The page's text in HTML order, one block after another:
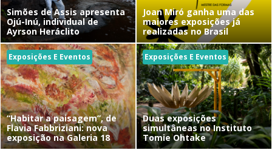
Simões de Assis apresenta
Ojú-Inú, individual de
Ayrson Heráclito
Joan Miró ganha uma das
maiores exposições já
realizadas no Brasil
Exposições E Eventos
“Habitar a paisagem”, de
Flavia Fabbriziani: nova
exposição na Galeria 18
Exposições E Eventos
Duas exposições
simultâneas no Instituto
Tomie Ohtake